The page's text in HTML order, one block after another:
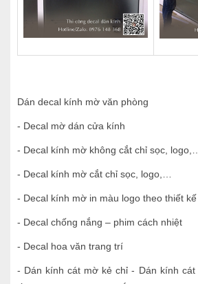
Dán decal kính mờ văn phòng
- Decal mờ dán cửa kính
- Decal kính mờ không cắt chỉ sọc, logo,…
- Decal kính mờ cắt chỉ sọc, logo,…
- Decal kính mờ in màu logo theo thiết kế
- Decal chống nắng – phim cách nhiệt
- Decal hoa văn trang trí
- Dán kính cát mờ kẻ chỉ - Dán kính cát